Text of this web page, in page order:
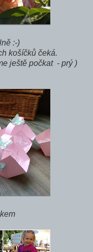
:-)
košíčků čeká.
ještě počkat - prý )